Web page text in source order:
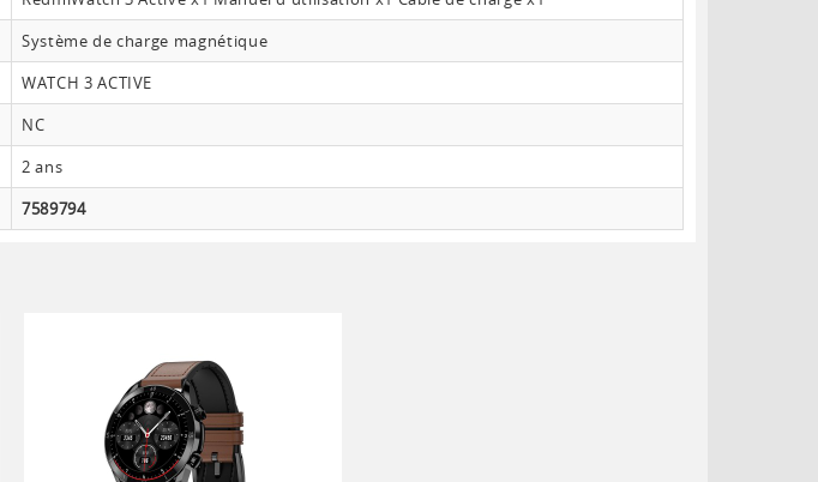
Système de charge magnétique
WATCH 3 ACTIVE
NC
2 ans
7589794